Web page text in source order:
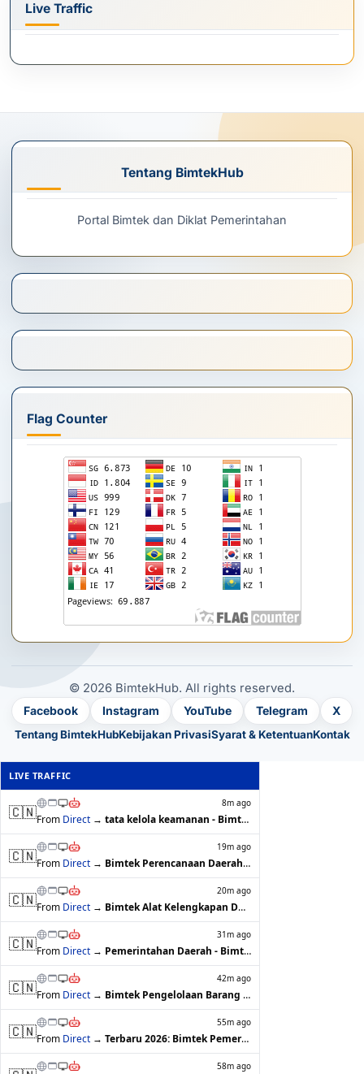
Live Traffic
Tentang BimtekHub
Portal Bimtek dan Diklat Pemerintahan
Flag Counter
© 2026 BimtekHub. All rights reserved.
Facebook Instagram YouTube Telegram X
Tentang BimtekHubKebijakan PrivasiSyarat & KetentuanKontak
LIVE TRAFFIC
🇨🇳 8m ago
From Direct → tata kelola keamanan - BimtekHub
🇨🇳 19m ago
From Direct → Bimtek Perencanaan Daerah 2026 Jakarta…
🇨🇳 20m ago
From Direct → Bimtek Alat Kelengkapan DPRD dan Pengu…
🇨🇳 31m ago
From Direct → Pemerintahan Daerah - BimtekHub
🇨🇳 42m ago
From Direct → Bimtek Pengelolaan Barang dan Aset Ses…
🇨🇳 55m ago
From Direct → Terbaru 2026: Bimtek Pemerintahan Desa…
58m ago